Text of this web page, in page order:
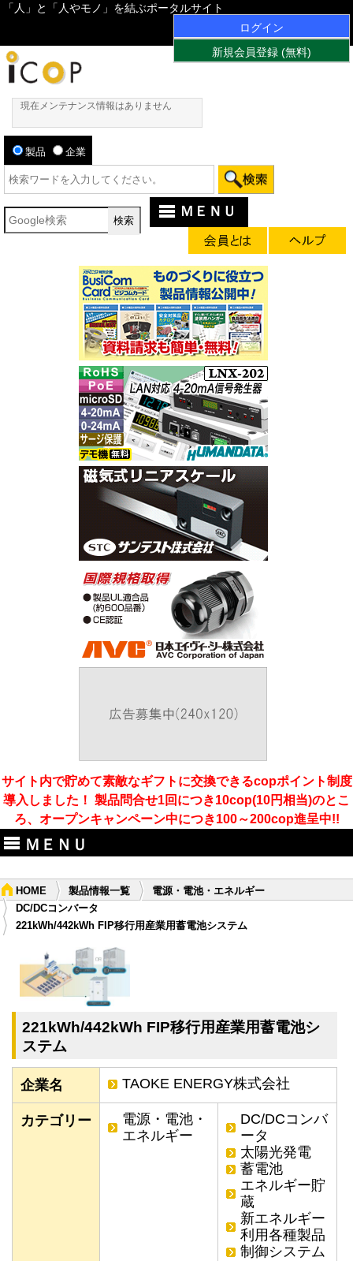
「人」と「人やモノ」を結ぶポータルサイト
ログイン
新規会員登録 (無料)
現在メンテナンス情報はありません
製品 企業
ＭＥＮＵ
サイト内で貯めて素敵なギフトに交換できるcopポイント制度
導入しました！ 製品問合せ1回につき10cop(10円相当)のとこ
ろ、オープンキャンペーン中につき100～200cop進呈中!!
ＭＥＮＵ
HOME 製品情報一覧
電源・電池・エネルギー
DC/DCコンバータ
221kWh/442kWh FIP移行用産業用蓄電池システム
221kWh/442kWh FIP移行用産業用蓄電池シ
ステム
企業名 TAOKE ENERGY株式会社
カテゴリー
電源・電池・
エネルギー
DC/DCコンバ
ータ
太陽光発電
蓄電池
エネルギー貯
蔵
新エネルギー
利用各種製品
制御システム